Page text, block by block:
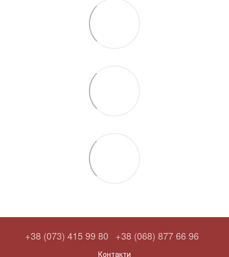
+38 (073) 415 99 80 +38 (068) 877 66 96
Контакти